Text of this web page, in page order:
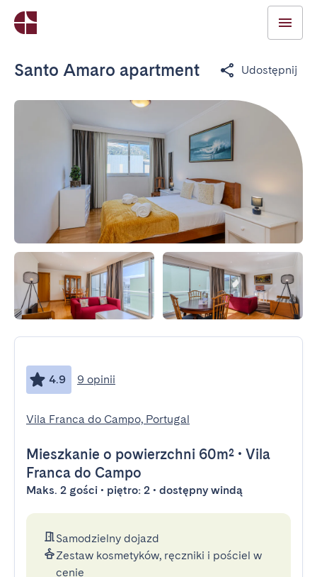
Santo Amaro apartment Udostępnij
4.9 9 opinii
Vila Franca do Campo, Portugal
Mieszkanie o powierzchni 60m² • Vila
Franca do Campo
Maks. 2 gości • piętro: 2 • dostępny windą
Samodzielny dojazd
Zestaw kosmetyków, ręczniki i pościel w
cenie